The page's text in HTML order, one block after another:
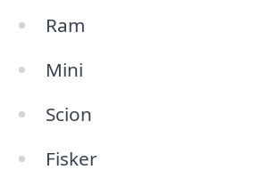
Ram
Mini
Scion
Fisker